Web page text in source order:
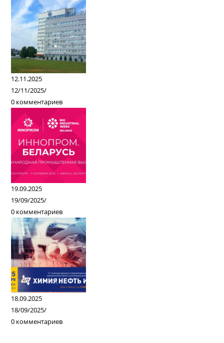
12.11.2025
12/11/2025/
0 комментариев
19.09.2025
19/09/2025/
0 комментариев
18.09.2025
18/09/2025/
0 комментариев